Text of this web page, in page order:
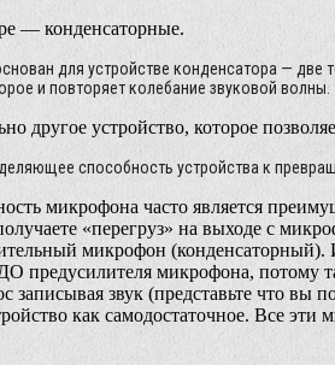
— конденсаторные.
для устройстве конденсатора —
и повторяет колебание звуковой волны.
другое устройство, которое
способность устройства к
микрофона часто является
«перегруз» на выходе с
микрофон
предусилителя микрофона, потому
записывая звук (представьте что
как самодостаточное. Все